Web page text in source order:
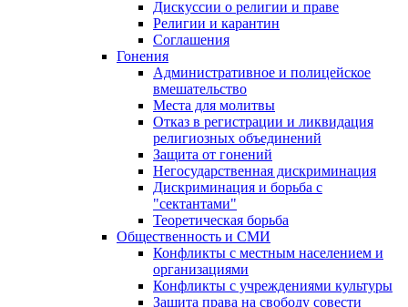
Дискуссии о религии и праве
Религии и карантин
Соглашения
Гонения
Административное и полицейское
вмешательство
Места для молитвы
Отказ в регистрации и ликвидация
религиозных объединений
Защита от гонений
Негосударственная дискриминация
Дискриминация и борьба с
"сектантами"
Теоретическая борьба
Общественность и СМИ
Конфликты с местным населением и
организациями
Конфликты с учреждениями культуры
Защита права на свободу совести